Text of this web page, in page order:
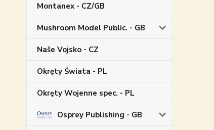
Montanex - CZ/GB
Mushroom Model Public. - GB
Naše Vojsko - CZ
Okręty Świata - PL
Okręty Wojenne spec. - PL
Osprey Publishing - GB